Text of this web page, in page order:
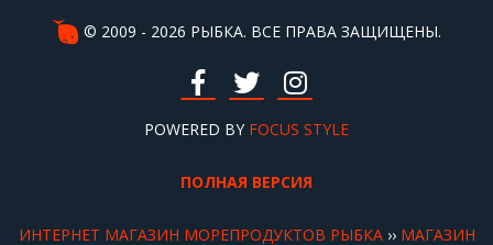
Заказ устриц
Купить устрицы Киев
© 2009 - 2026 РЫБКА. ВСЕ ПРАВА ЗАЩИЩЕНЫ.
POWERED BY FOCUS STYLE
ПОЛНАЯ ВЕРСИЯ
ИНТЕРНЕТ МАГАЗИН МОРЕПРОДУКТОВ РЫБКА›› МАГАЗИН